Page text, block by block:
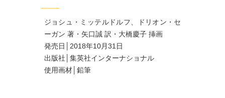
ジョシュ・ミッテルドルフ、ドリオン・セ
ーガン 著・矢口誠 訳・大橋慶子 挿画
発売日│2018年10月31日
出版社│集英社インターナショナル
使用画材│鉛筆